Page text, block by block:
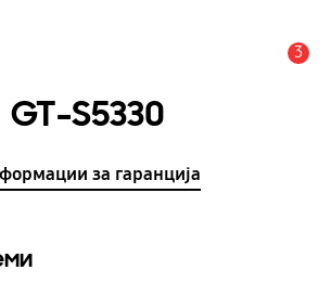
3
GT-S5330
за гаранција